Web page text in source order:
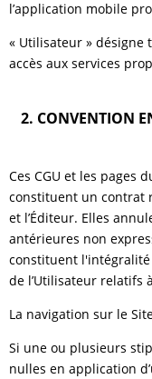
l’application mobile
« Utilisateur » désigne
accès aux services
2. CONVENTION
Ces CGU et les pages
constituent un contrat
et l’Éditeur. Elles
antérieures non
constituent l'intégralité
de l’Utilisateur relatifs
La navigation sur le
Si une ou plusieurs
nulles en application